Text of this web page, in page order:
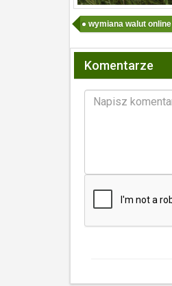
wymiana walut online
Komentarze